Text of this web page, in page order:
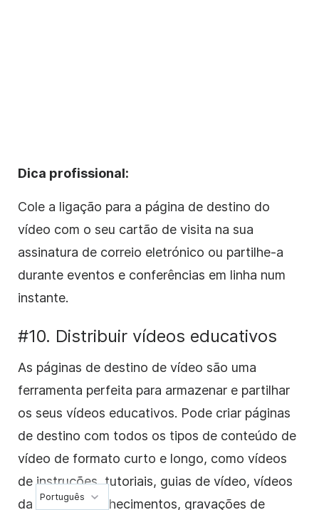
Dica profissional:
Cole a ligação para a página de destino do
vídeo com o seu cartão de visita na sua
assinatura de correio eletrónico ou partilhe-a
durante eventos e conferências em linha num
instante.
#10. Distribuir vídeos educativos
As páginas de destino de vídeo são uma
ferramenta perfeita para armazenar e partilhar
os seus vídeos educativos. Pode criar páginas
de destino com todos os tipos de conteúdo de
vídeo de formato curto e longo, como vídeos
de instruções, tutoriais, guias de vídeo, vídeos
da base de conhecimentos, gravações de
Português